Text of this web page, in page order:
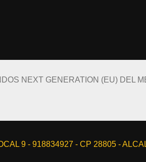
NEXT GENERATION (EU) DEL
9 - 918834927 - CP 28805 -